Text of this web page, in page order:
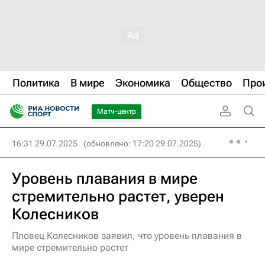
Политика В мире Экономика Общество
Матч-центр
16:31 29.07.2025 (обновлено: 17:20 29.07.2025)
Уровень плавания в мире
стремительно растет, уверен
Колесников
Пловец Колесников заявил, что уровень плавания в
мире стремительно растет